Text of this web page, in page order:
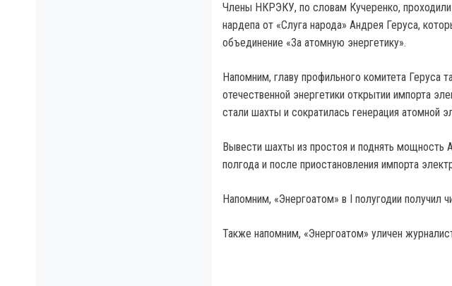
Члены НКРЭКУ, по словам Кучеренко, проходили
нардепа от «Слуга народа» Андрея Геруса,
объединение «За атомную энергетику».
Напомним, главу профильного комитета Геруса
отечественной энергетики открытии импорта
стали шахты и сократилась генерация атомной
Вывести шахты из простоя и поднять мощность
полгода и после приостановления импорта
Напомним, «Энергоатом» в I полугодии получил
Также напомним, «Энергоатом» уличен